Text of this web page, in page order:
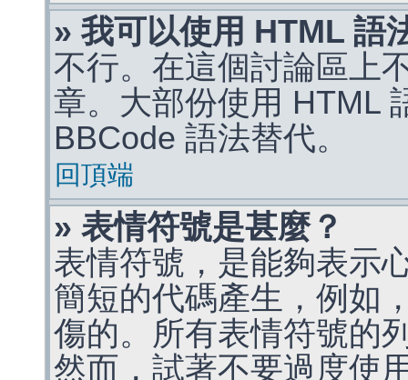
» 我可以使用 HTML 語
不行。在這個討論區上
章。大部份使用 HTML
BBCode 語法替代。
回頂端
» 表情符號是甚麼？
表情符號，是能夠表示
簡短的代碼產生，例如
傷的。所有表情符號的
然而，試著不要過度使